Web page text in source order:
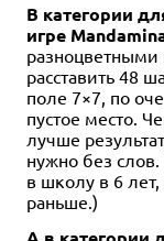
В категории
игре
расставить 48
поле 7×7, по
пустое место.
лучше
нужно без
в школу в 6
раньше.)